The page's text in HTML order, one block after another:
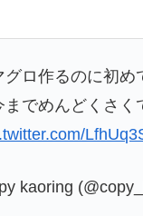
グロ作るのに初め
でめんどくさく
kaoring